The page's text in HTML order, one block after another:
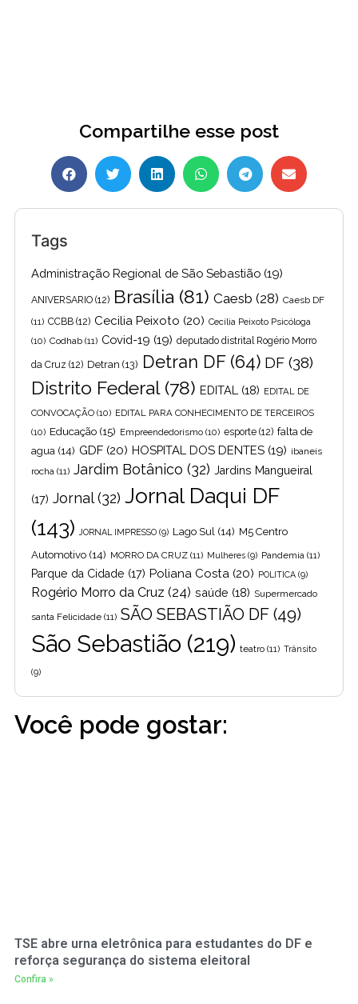
Compartilhe esse post
Tags
Administração Regional de São Sebastião (19)
ANIVERSARIO (12) Brasília (81) Caesb (28) Caesb DF
(11) CCBB (12) Cecilia Peixoto (20) Cecília Peixoto Psicóloga
(10) Codhab (11) Covid-19 (19) deputado distrital Rogério Morro
da Cruz (12) Detran (13) Detran DF(64) DF (38)
Distrito Federal(78) EDITAL (18) EDITAL DE
CONVOCAÇÃO (10) EDITAL PARA CONHECIMENTO DE TERCEIROS
(10) Educação (15) Empreendedorismo (10) esporte (12) falta de
agua (14) GDF (20) HOSPITAL DOS DENTES (19) ibaneis
rocha (11) Jardim Botânico (32) Jardins Mangueiral
(17) Jornal(32) Jornal Daqui DF
(143)
JORNAL IMPRESSO (9) Lago Sul (14) M5 Centro
Automotivo (14) MORRO DA CRUZ (11) Mulheres (9) Pandemia (11)
Parque da Cidade (17) Poliana Costa (20) POLITICA (9)
Rogério Morro da Cruz (24) saúde (18) Supermercado
santa Felicidade (11) SÃO SEBASTIÃO DF (49)
São Sebastião (219) teatro (11) Trânsito
(9)
Você pode gostar:
TSE abre urna eletrônica para estudantes do DF e
reforça segurança do sistema eleitoral
Confira »